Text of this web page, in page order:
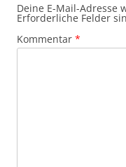
Deine E-Mail-Adresse
Erforderliche Felder
Kommentar *